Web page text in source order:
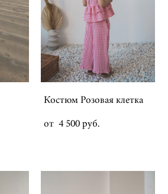
Костюм Розовая клетка
от 4 500 pуб.